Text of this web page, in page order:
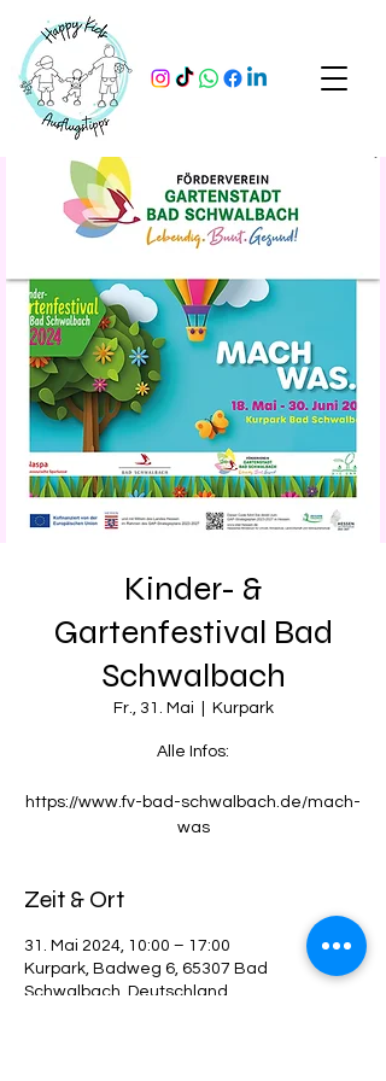
Kinder- &
Gartenfestival Bad
Schwalbach
Fr., 31. Mai Kurpark
Alle Infos:
https://www.fv-bad-schwalbach.de/mach-
was
Zeit & Ort
31. Mai 2024, 10:00 – 17:00
Kurpark, Badweg 6, 65307 Bad
Schwalbach, Deutschland